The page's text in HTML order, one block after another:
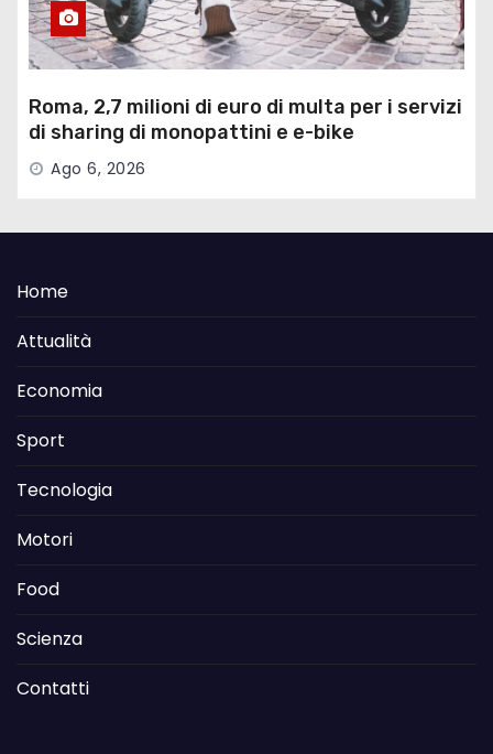
Roma, 2,7 milioni di euro di multa per i servizi
di sharing di monopattini e e-bike
Ago 6, 2026
Home
Attualità
Economia
Sport
Tecnologia
Motori
Food
Scienza
Contatti